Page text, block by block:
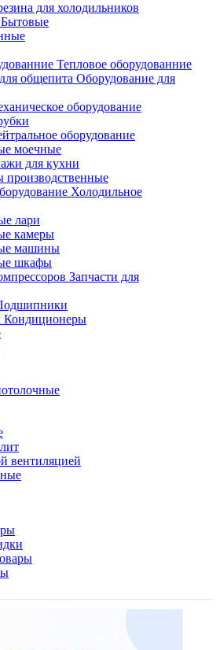
для холодильников
Бытовые
Тепловое оборудованние
Оборудование для
оборудование
оборудование
моечные
для кухни
производственные
Холодильное
лари
камеры
машины
шкафы
Запчасти для
Кондиционеры
вентиляцией